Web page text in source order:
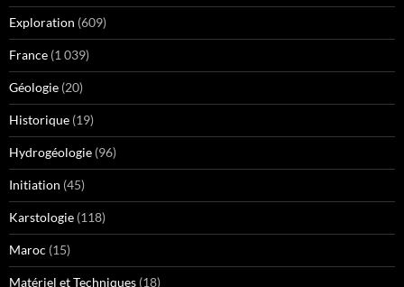
Exploration (609)
France (1 039)
Géologie (20)
Historique (19)
Hydrogéologie (96)
Initiation (45)
Karstologie (118)
Maroc (15)
Matériel et Techniques (18)